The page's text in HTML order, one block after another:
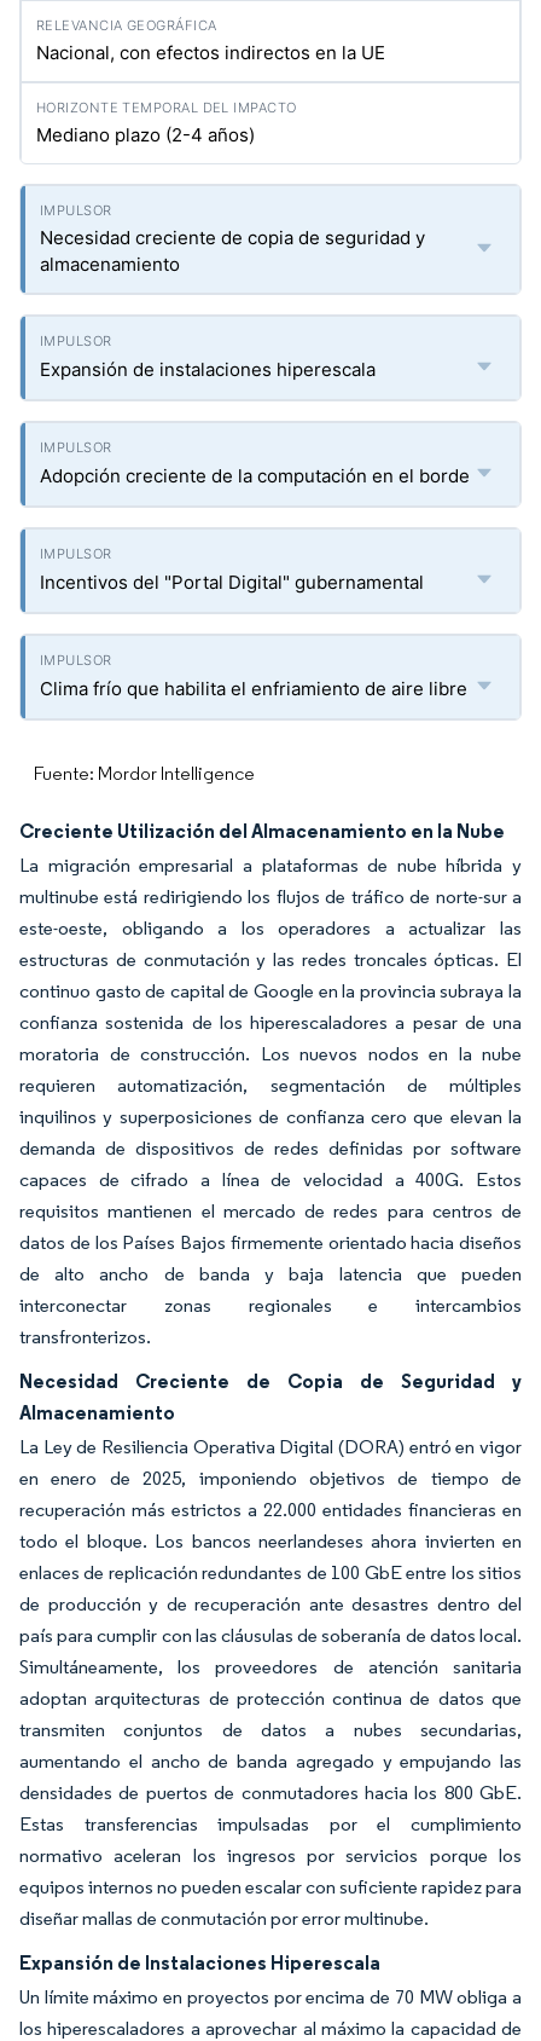
Nacional, con efectos indirectos en la UE
Mediano plazo (2-4 años)
Necesidad creciente de copia de seguridad y
almacenamiento
Expansión de instalaciones hiperescala
Adopción creciente de la computación en el borde
Incentivos del "Portal Digital" gubernamental
Clima frío que habilita el enfriamiento de aire libre
Fuente: Mordor Intelligence
Creciente Utilización del Almacenamiento en la Nube
La migración empresarial a plataformas de nube híbrida y
multinube está redirigiendo los flujos de tráfico de norte-sur a
este-oeste, obligando a los operadores a actualizar las
estructuras de conmutación y las redes troncales ópticas. El
continuo gasto de capital de Google en la provincia subraya la
confianza sostenida de los hiperescaladores a pesar de una
moratoria de construcción. Los nuevos nodos en la nube
requieren automatización, segmentación de múltiples
inquilinos y superposiciones de confianza cero que elevan la
demanda de dispositivos de redes definidas por software
capaces de cifrado a línea de velocidad a 400G. Estos
requisitos mantienen el mercado de redes para centros de
datos de los Países Bajos firmemente orientado hacia diseños
de alto ancho de banda y baja latencia que pueden
interconectar zonas regionales e intercambios
transfronterizos.
Necesidad Creciente de Copia de Seguridad y
Almacenamiento
La Ley de Resiliencia Operativa Digital (DORA) entró en vigor
en enero de 2025, imponiendo objetivos de tiempo de
recuperación más estrictos a 22.000 entidades financieras en
todo el bloque. Los bancos neerlandeses ahora invierten en
enlaces de replicación redundantes de 100 GbE entre los sitios
de producción y de recuperación ante desastres dentro del
país para cumplir con las cláusulas de soberanía de datos local.
Simultáneamente, los proveedores de atención sanitaria
adoptan arquitecturas de protección continua de datos que
transmiten conjuntos de datos a nubes secundarias,
aumentando el ancho de banda agregado y empujando las
densidades de puertos de conmutadores hacia los 800 GbE.
Estas transferencias impulsadas por el cumplimiento
normativo aceleran los ingresos por servicios porque los
equipos internos no pueden escalar con suficiente rapidez para
diseñar mallas de conmutación por error multinube.
Expansión de Instalaciones Hiperescala
Un límite máximo en proyectos por encima de 70 MW obliga a
los hiperescaladores a aprovechar al máximo la capacidad de